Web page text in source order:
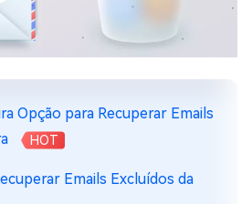
Opção para Recuperar Emails
HOT
Emails Excluídos da